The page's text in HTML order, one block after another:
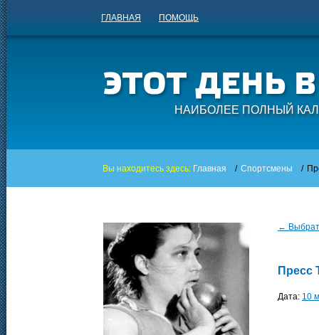
ГЛАВНАЯ ПОМОЩЬ
НАИБОЛЕЕ ПОЛНЫЙ
Вы находитесь здесь: Главная / Спортсмены /
←
Пресс
Дата: 10